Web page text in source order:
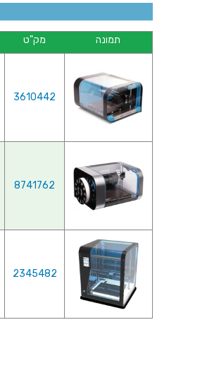
תמונה מק"ט
3610442
8741762
2345482